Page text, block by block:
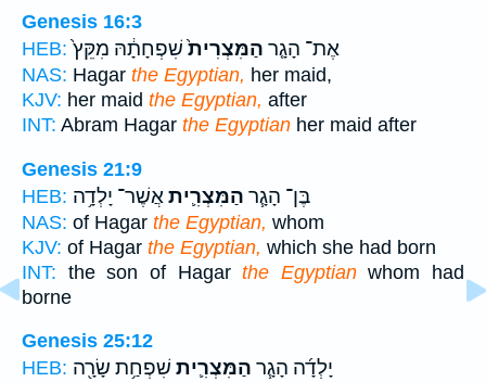
Genesis 16:3
HEB:
אֶת־ הָגָ֤ר הַמִּצְרִית֙שִׁפְחָתָ֔הּ מִקֵּץ֙
NAS: Hagar the Egyptian, her maid,
KJV: her maid the Egyptian, after
INT: Abram Hagar the Egyptian her maid after
Genesis 21:9
HEB:
בֶּן־ הָגָ֧ר הַמִּצְרִ֛יתאֲשֶׁר־ יָלְדָ֥ה
NAS: of Hagar the Egyptian, whom
KJV: of Hagar the Egyptian, which she had born
INT: the son of Hagarthe Egyptianwhom had
borne
Genesis 25:12
HEB:
יָלְדָ֜ה הָגָ֧ר הַמִּצְרִ֛ית שִׁפְחַ֥ת שָׂרָ֖ה